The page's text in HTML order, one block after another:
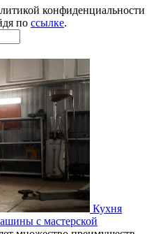
конфиденциальности
по ссылке.
Кухня
с мастерской